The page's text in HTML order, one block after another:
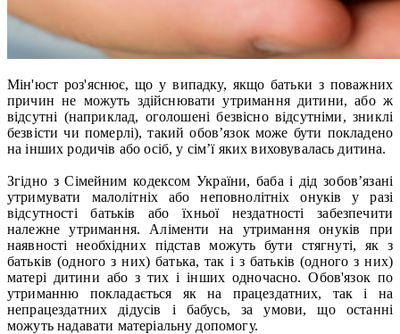
Мін'юст роз'яснює, що у випадку, якщо батьки з поважних
причин не можуть здійснювати утримання дитини, або ж
відсутні (наприклад, оголошені безвісно відсутніми, зниклі
безвісти чи померлі), такий обов’язок може бути покладено
на інших родичів або осіб, у сім’ї яких виховувалась дитина.
Згідно з Сімейним кодексом України, баба і дід зобов’язані
утримувати малолітніх або неповнолітніх онуків у разі
відсутності батьків або їхньої нездатності забезпечити
належне утримання. Аліменти на утримання онуків при
наявності необхідних підстав можуть бути стягнуті, як з
батьків (одного з них) батька, так і з батьків (одного з них)
матері дитини або з тих і інших одночасно. Обов'язок по
утриманню покладається як на працездатних, так і на
непрацездатних дідусів і бабусь, за умови, що останні
можуть надавати матеріальну допомогу.